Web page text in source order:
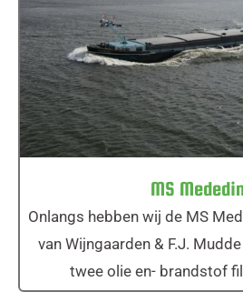
MS
MS
Onlangs hebben wij de MS
van Wijngaarden & F.J.
twee olie en- brandstof